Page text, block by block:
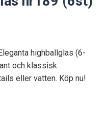
highballglas (6-
och klassisk
eller vatten. Köp nu!